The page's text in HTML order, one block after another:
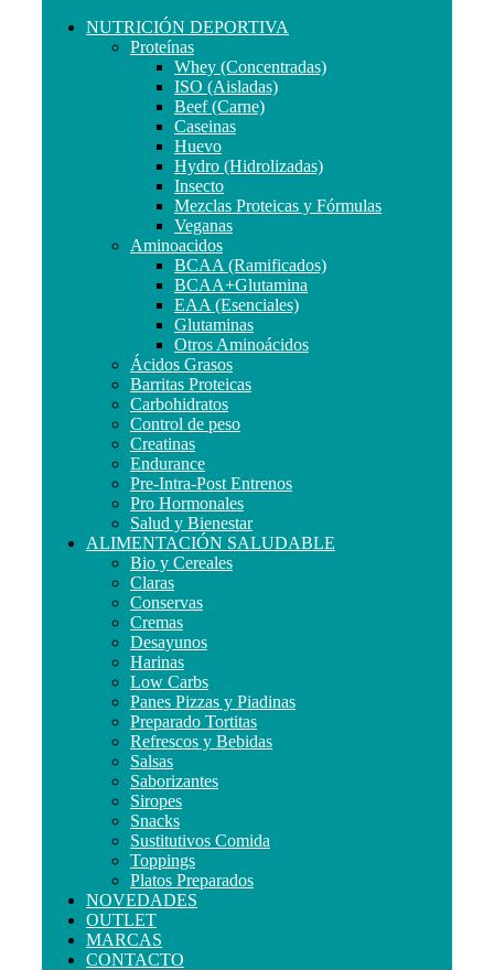
NUTRICIÓN DEPORTIVA
Proteínas
Whey (Concentradas)
ISO (Aisladas)
Beef (Carne)
Caseinas
Huevo
Hydro (Hidrolizadas)
Insecto
Mezclas Proteicas y Fórmulas
Veganas
Aminoacidos
BCAA (Ramificados)
BCAA+Glutamina
EAA (Esenciales)
Glutaminas
Otros Aminoácidos
Ácidos Grasos
Barritas Proteicas
Carbohidratos
Control de peso
Creatinas
Endurance
Pre-Intra-Post Entrenos
Pro Hormonales
Salud y Bienestar
ALIMENTACIÓN SALUDABLE
Bio y Cereales
Claras
Conservas
Cremas
Desayunos
Harinas
Low Carbs
Panes Pizzas y Piadinas
Preparado Tortitas
Refrescos y Bebidas
Salsas
Saborizantes
Siropes
Snacks
Sustitutivos Comida
Toppings
Platos Preparados
NOVEDADES
OUTLET
MARCAS
CONTACTO